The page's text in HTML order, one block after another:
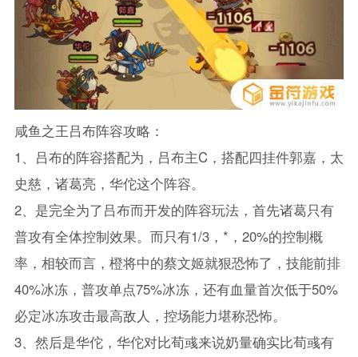
咸鱼之王吕布阵容攻略：
1、吕布的阵容搭配为，吕布主C，搭配四挂件郭嘉，太
史慈，诸葛亮，华佗这个阵容。
2、是完全为了吕布而开发的阵容玩法，首先诸葛只有
普攻有全体控制效果。而只有1/3，*，20%的控制概
率，相较而言，橙将中的蔡文姬就狠恐怖了，技能前排
40%冰冻，普攻单点75%冰冻，还有血量首次低于50%
必定冰冻攻击最高敌人，控场能力堪称恐怖。
3、然后是华佗，华佗对比荀彧来说奶量确实比荀彧有